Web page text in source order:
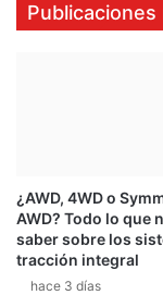
Publicaciones
¿AWD, 4WD o
AWD? Todo lo que
saber sobre los
tracción integral
hace 3 días